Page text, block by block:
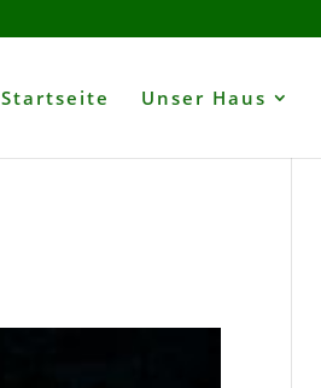
Startseite Unser Haus